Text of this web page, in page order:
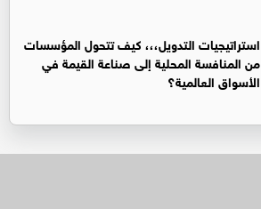
استراتيجيات التدويل،،، كيف تتحول المؤسسات
من المنافسة المحلية إلى صناعة القيمة في
الأسواق العالمية؟